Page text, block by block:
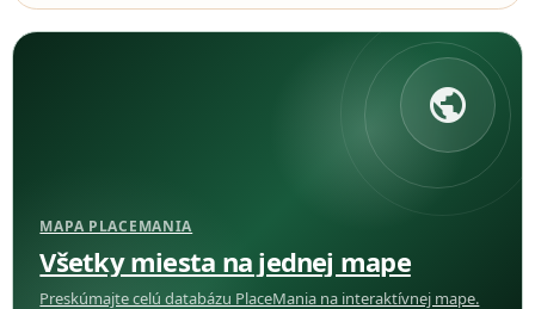
public
MAPA PLACEMANIA
Všetky miesta na jednej mape
Preskúmajte celú databázu PlaceMania na interaktívnej mape.